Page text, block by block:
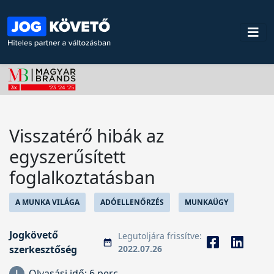
Visszatérő hibák az
egyszerűsített
foglalkoztatásban
A MUNKA VILÁGA ADÓELLENŐRZÉS MUNKAÜGY
Jogkövető
szerkesztőség
Legutoljára frissítve:
2022.07.26